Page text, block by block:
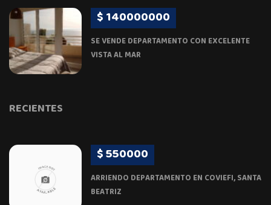
$ 140000000
SE VENDE DEPARTAMENTO CON EXCELENTE
VISTA AL MAR
RECIENTES
$ 550000
ARRIENDO DEPARTAMENTO EN COVIEFI, SANTA
BEATRIZ